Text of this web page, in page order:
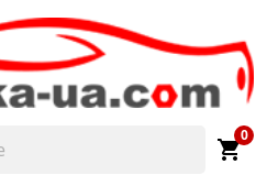
shopping_cart
0